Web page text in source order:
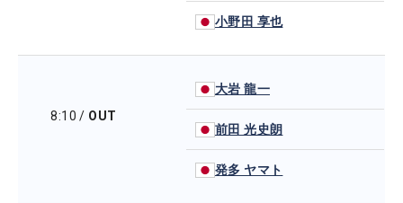
小野田 享也
8:10 / OUT
大岩 龍一
前田 光史朗
発多 ヤマト